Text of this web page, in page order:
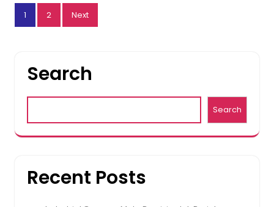
Posts
pagination
1 2 Next
Search
Search
Recent Posts